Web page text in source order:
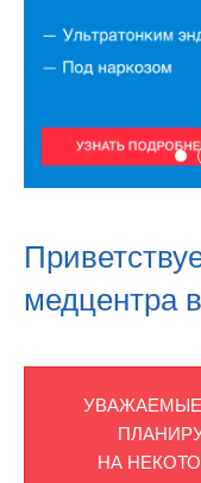
медцентра
УВАЖАЕМЫЕ
НА